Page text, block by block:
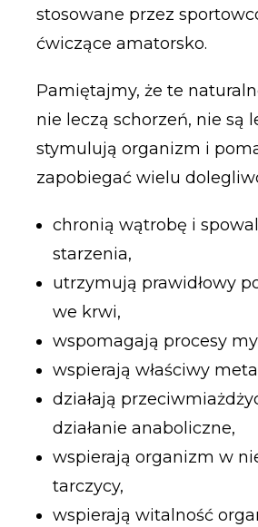
stosowane przez
ćwiczące amatorsko.
Pamiętajmy, że te
nie leczą schorzeń, nie są
stymulują organizm i
zapobiegać wielu
chronią wątrobę i
starzenia,
utrzymują prawidłowy
we krwi,
wspomagają procesy
wspierają właściwy
działają
działanie anaboliczne,
wspierają organizm w
tarczycy,
wspierają witalność